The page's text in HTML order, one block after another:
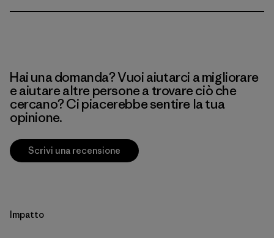
Hai una domanda? Vuoi aiutarci a migliorare
e aiutare altre persone a trovare ciò che
cercano? Ci piacerebbe sentire la tua
opinione.
Scrivi una recensione
Impatto